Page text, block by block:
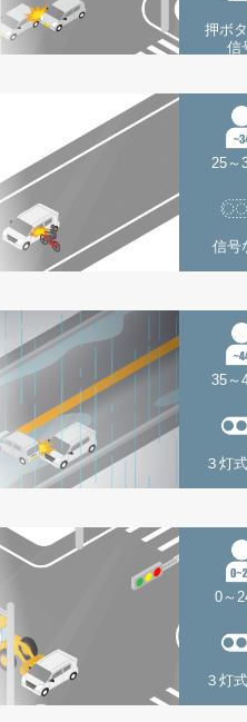
押ボ
信
25～
信号
35～
３灯
0～
３灯